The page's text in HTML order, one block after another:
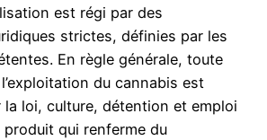
est régi par des
strictes, définies par les
En règle générale, toute
du cannabis est
la loi, culture, détention et emploi
qui renferme du